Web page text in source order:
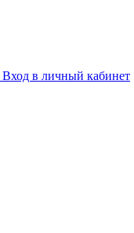
Вход в личный кабинет